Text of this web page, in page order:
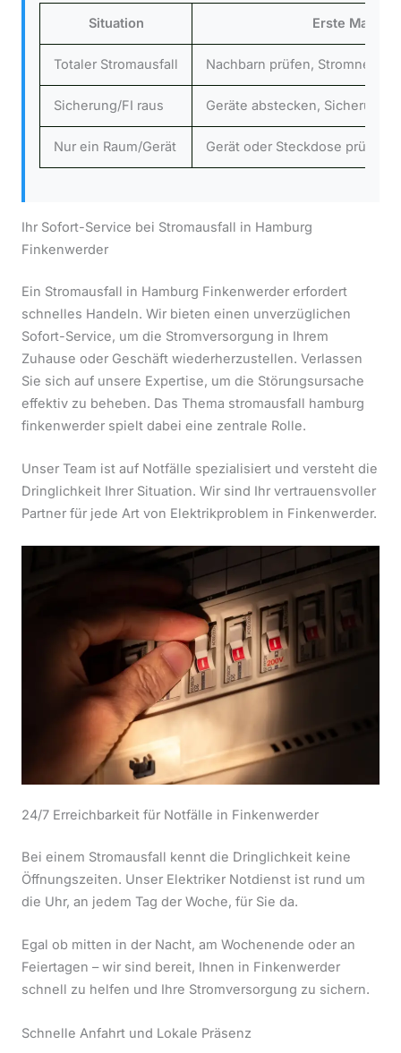
Situation Erste
Totaler Stromausfall Nachbarn prüfen, Stromnetz
Sicherung/FI raus Geräte abstecken, Sicherung
Nur ein Raum/Gerät Gerät oder Steckdose prüfen
Ihr Sofort-Service bei Stromausfall in Hamburg
Finkenwerder
Ein Stromausfall in Hamburg Finkenwerder erfordert
schnelles Handeln. Wir bieten einen unverzüglichen
Sofort-Service, um die Stromversorgung in Ihrem
Zuhause oder Geschäft wiederherzustellen. Verlassen
Sie sich auf unsere Expertise, um die Störungsursache
effektiv zu beheben. Das Thema stromausfall hamburg
finkenwerder spielt dabei eine zentrale Rolle.
Unser Team ist auf Notfälle spezialisiert und versteht die
Dringlichkeit Ihrer Situation. Wir sind Ihr vertrauensvoller
Partner für jede Art von Elektrikproblem in Finkenwerder.
24/7 Erreichbarkeit für Notfälle in Finkenwerder
Bei einem Stromausfall kennt die Dringlichkeit keine
Öffnungszeiten. Unser Elektriker Notdienst ist rund um
die Uhr, an jedem Tag der Woche, für Sie da.
Egal ob mitten in der Nacht, am Wochenende oder an
Feiertagen – wir sind bereit, Ihnen in Finkenwerder
schnell zu helfen und Ihre Stromversorgung zu sichern.
Schnelle Anfahrt und Lokale Präsenz